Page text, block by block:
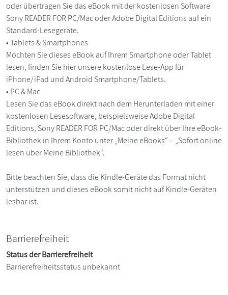
oder übertragen Sie das eBook mit der kostenlosen Software
Sony READER FOR PC/Mac oder Adobe Digital Editions auf ein
Standard-Lesegeräte.
• Tablets & Smartphones
Möchten Sie dieses eBook auf Ihrem Smartphone oder Tablet
lesen, finden Sie hier unsere kostenlose Lese-App für
iPhone/iPad und Android Smartphone/Tablets.
• PC & Mac
Lesen Sie das eBook direkt nach dem Herunterladen mit einer
kostenlosen Lesesoftware, beispielsweise Adobe Digital
Editions, Sony READER FOR PC/Mac oder direkt über Ihre eBook-
Bibliothek in Ihrem Konto unter „Meine eBooks“ - „Sofort online
lesen über Meine Bibliothek“.
Bitte beachten Sie, dass die Kindle-Geräte das Format nicht
unterstützen und dieses eBook somit nicht auf Kindle-Geräten
lesbar ist.
Barrierefreiheit
Status der Barrierefreiheit
Barrierefreiheitsstatus unbekannt